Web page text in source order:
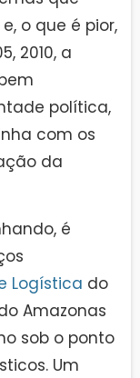
o que é pior,
2010, a
política,
com os
da
é
Logística do
Amazonas
sob o ponto
Um